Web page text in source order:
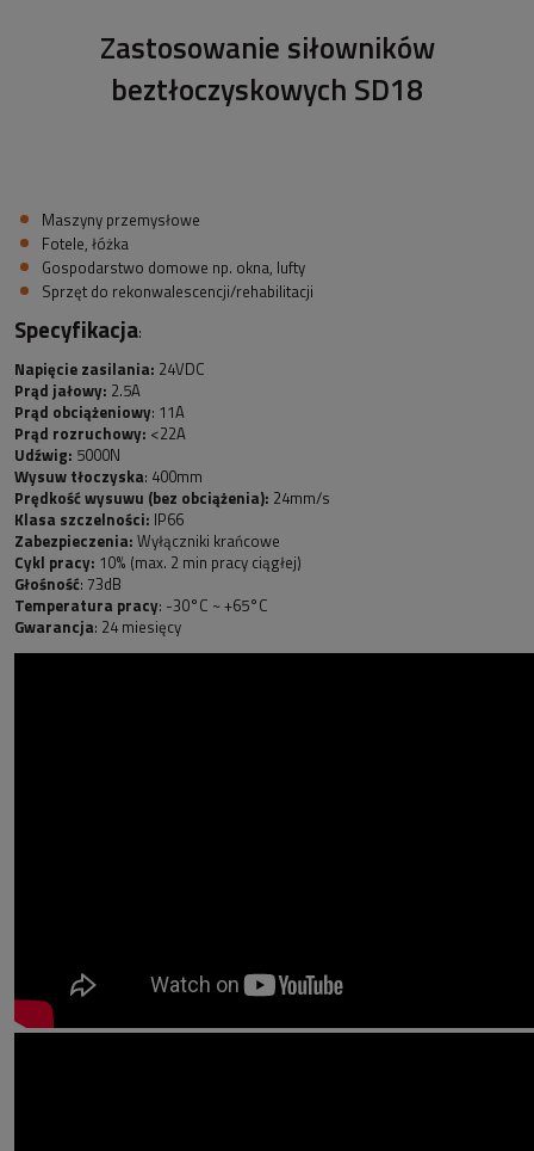
Zastosowanie siłowników
beztłoczyskowych SD18
Maszyny przemysłowe
Fotele, łóżka
Gospodarstwo domowe np. okna, lufty
Sprzęt do rekonwalescencji/rehabilitacji
Specyfikacja:
Napięcie zasilania: 24VDC
Prąd jałowy: 2.5A
Prąd obciążeniowy: 11A
Prąd rozruchowy: <22A
Udźwig: 5000N
Wysuw tłoczyska: 400mm
Prędkość wysuwu (bez obciążenia): 24mm/s
Klasa szczelności: IP66
Zabezpieczenia: Wyłączniki krańcowe
Cykl pracy: 10% (max. 2 min pracy ciągłej)
Głośność: 73dB
Temperatura pracy: -30°C ~ +65°C
Gwarancja: 24 miesięcy